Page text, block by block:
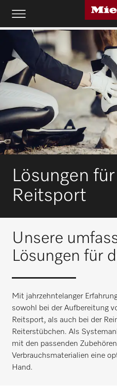
Lösungen
Reitsport
Unsere
Lösungen für
Mit jahrzehntelanger
sowohl bei der Aufbereitung
Reitsport, als auch bei der
Reiterstübchen. Als
mit den passenden
Verbrauchsmaterialien eine
Hand.